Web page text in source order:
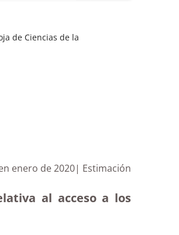
de Ciencias de la
enero de 2020| Estimación
al acceso a los